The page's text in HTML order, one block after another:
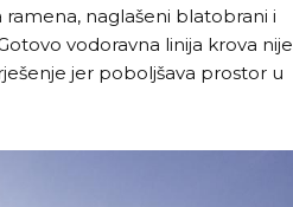
ramena, naglašeni blatobrani i
vodoravna linija krova nije
jer poboljšava prostor u